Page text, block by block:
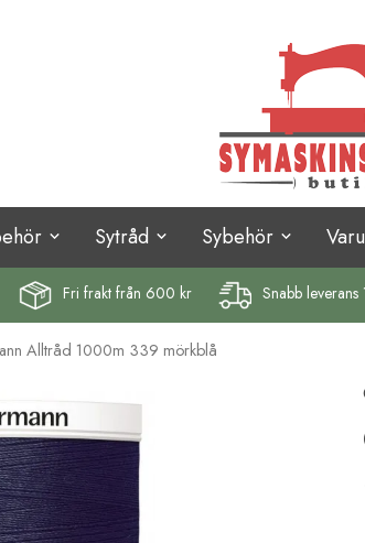
Sytråd Sybehör
Fri fraktfrån 600 kr Snabb
Alltråd 1000m 339 mörkblå